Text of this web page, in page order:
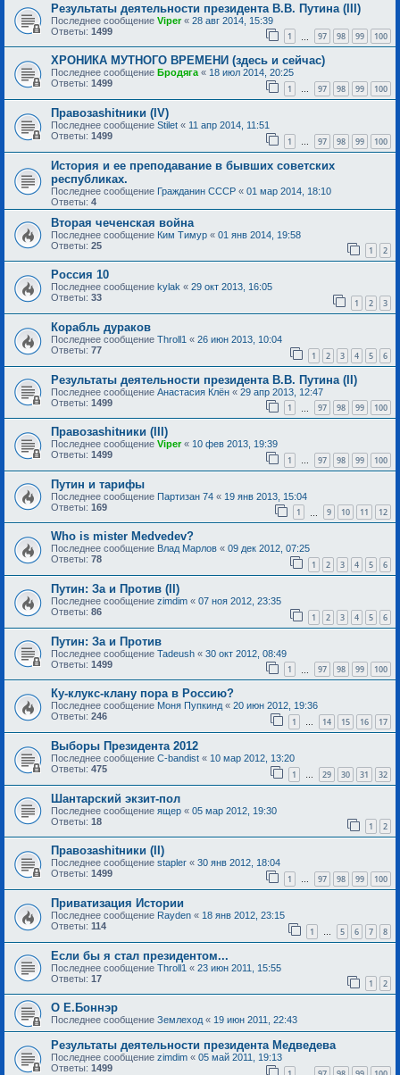
Результаты деятельности президента В.В. Путина (III)
Последнее сообщение Viper« 28 авг 2014, 15:39
Ответы: 1499 1 97 98 99 100
ХРОНИКА МУТНОГО ВРЕМЕНИ (здесь и сейчас)
Последнее сообщение Бродяга « 18 июл 2014, 20:25
Ответы: 1499 1 … 97 98 99 100
Правозаshitники (IV)
Последнее сообщение Stilet « 11 апр 2014, 11:51
Ответы: 1499 1 … 97 98 99 100
История и ее преподавание в бывших советских
республиках.
Последнее сообщение Гражданин СССР « 01 мар 2014, 18:10
Ответы: 4
Вторая чеченская война
Последнее сообщение Ким Тимур « 01 янв 2014, 19:58
Ответы: 25 1 2
Россия 10
Последнее сообщение kylak « 29 окт 2013, 16:05
Ответы: 33 1 2 3
Корабль дураков
Последнее сообщение Throll1 « 26 июн 2013, 10:04
Ответы: 77 1 2 3 4 5 6
Результаты деятельности президента В.В. Путина (II)
Последнее сообщение Анастасия Клён « 29 апр 2013, 12:47
Ответы: 1499 1 97 98 99 100
Правозаshitники (III)
Последнее сообщение Viper« 10 фев 2013, 19:39
Ответы: 1499 1 … 97 98 99 100
Путин и тарифы
Последнее сообщение Партизан 74 « 19 янв 2013, 15:04
Ответы: 169 1 9 10 11 12
Who is mister Medvedev?
Последнее сообщение Влад Марлов « 09 дек 2012, 07:25
Ответы: 78 1 2 3 4 5 6
Путин: За и Против (II)
Последнее сообщение zimdim « 07 ноя 2012, 23:35
Ответы: 86 1 2 3 4 5 6
Путин: За и Против
Последнее сообщение Tadeush « 30 окт 2012, 08:49
Ответы: 1499 1 97 98 99 100
Ку-клукс-клану пора в Россию?
Последнее сообщение Моня Пупкинд « 20 июн 2012, 19:36
Ответы: 246 1 … 14 15 16 17
Выборы Президента 2012
Последнее сообщение C-bandist « 10 мар 2012, 13:20
Ответы: 475 1 … 29 30 31 32
Шантарский экзит-пол
Последнее сообщение ящер « 05 мар 2012, 19:30
Ответы: 18 1 2
Правозаshitники (II)
Последнее сообщение stapler « 30 янв 2012, 18:04
Ответы: 1499 1 … 97 98 99 100
Приватизация Истории
Последнее сообщение Rayden « 18 янв 2012, 23:15
Ответы: 114 1 … 5 6 7 8
Если бы я стал президентом...
Последнее сообщение Throll1 « 23 июн 2011, 15:55
Ответы: 17 1 2
О Е.Боннэр
Последнее сообщение Землеход « 19 июн 2011, 22:43
Результаты деятельности президента Медведева
Последнее сообщение zimdim « 05 май 2011, 19:13
Ответы: 1499